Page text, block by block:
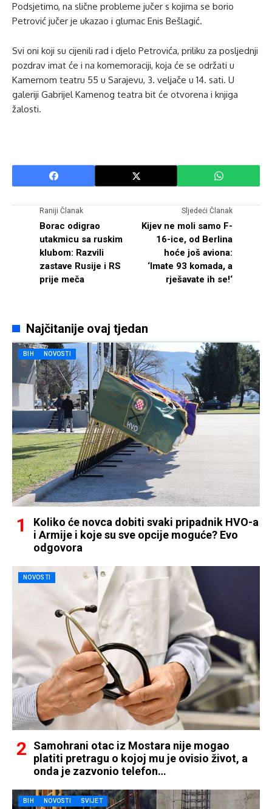
Podsjetimo, na slične probleme jučer s kojima se borio
Petrović jučer je ukazao i glumac Enis Bešlagić.
Svi oni koji su cijenili rad i djelo Petrovića, priliku za posljednji
pozdrav imat će i na komemoraciji, koja će se održati u
Kamernom teatru 55 u Sarajevu, 3. veljače u 14. sati. U
galeriji Gabrijel Kamenog teatra bit će otvorena i knjiga
žalosti.
Raniji Članak
Borac odigrao
utakmicu sa ruskim
klubom: Razvili
zastave Rusije i RS
prije meča
Sljedeći Članak
Kijev ne moli samo F-
16-ice, od Berlina
hoće još aviona:
‘Imate 93 komada, a
rješavate ih se!‘
Najčitanije ovaj tjedan
BIH NOVOSTI
Koliko će novca dobiti svaki pripadnik HVO-a
i Armije i koje su sve opcije moguće? Evo
odgovora
NOVOSTI
Samohrani otac iz Mostara nije mogao
platiti pretragu o kojoj mu je ovisio život, a
onda je zazvonio telefon…
BIH NOVOSTI SVIJET